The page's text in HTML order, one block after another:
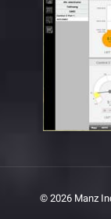
© 2026 Manz